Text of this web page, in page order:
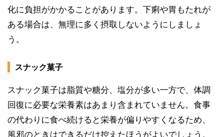
化に負担がかかることがあります。下痢や胃もたれが
ある場合は、無理に多く摂取しないようにしましょ
う。
スナック菓子
スナック菓子は脂質や糖分、塩分が多い一方で、体調
回復に必要な栄養素はあまり含まれていません。食事
の代わりに食べ続けると栄養が偏りやすくなるため、
風邪のときはできるだけ控えたほうがよいでしょう。